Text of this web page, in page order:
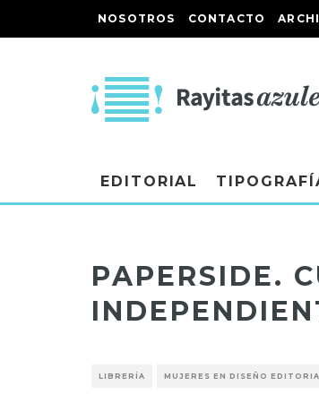
NOSOTROS CONTACTO
EDITORIAL
PAPERSIDE.
LIBRERÍA MUJERES EN DISEÑO